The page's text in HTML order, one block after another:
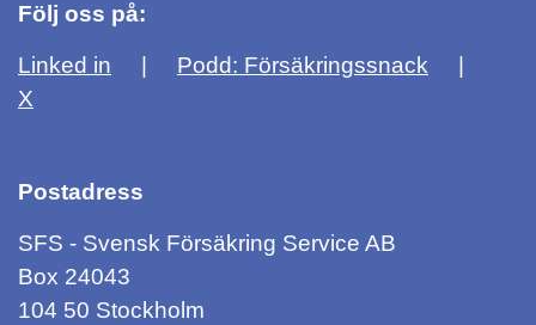
Följ oss på:
Linked in
Podd: Försäkringssnack
X
Postadress
SFS - Svensk Försäkring Service AB
Box 24043
104 50 Stockholm